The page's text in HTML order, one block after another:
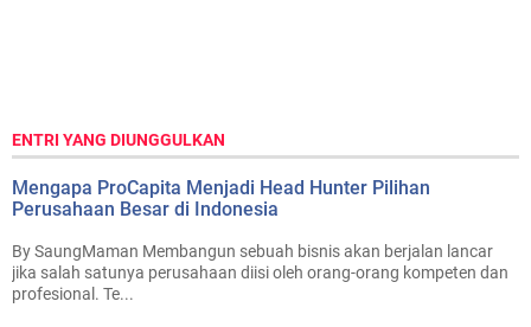
ENTRI YANG DIUNGGULKAN
Mengapa ProCapita Menjadi Head Hunter Pilihan
Perusahaan Besar di Indonesia
By SaungMaman Membangun sebuah bisnis akan berjalan lancar
jika salah satunya perusahaan diisi oleh orang-orang kompeten dan
profesional. Te...